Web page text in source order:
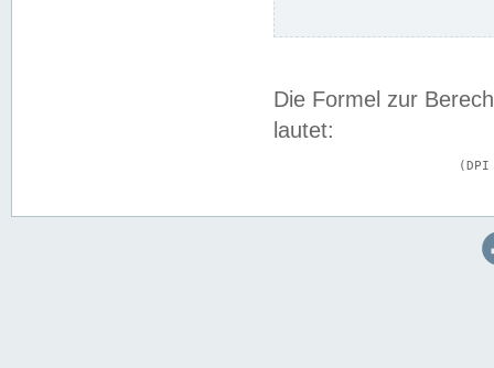
Die Formel zur
lautet: